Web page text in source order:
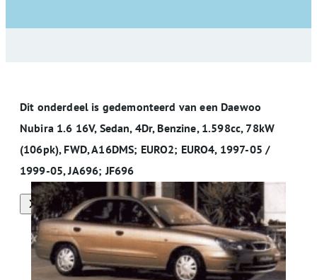
Dit onderdeel is gedemonteerd van een Daewoo
Nubira 1.6 16V, Sedan, 4Dr, Benzine, 1.598cc, 78kW
(106pk), FWD, A16DMS; EURO2; EURO4, 1997-05 /
1999-05, JA696; JF696
Alle onderdelen van deze auto